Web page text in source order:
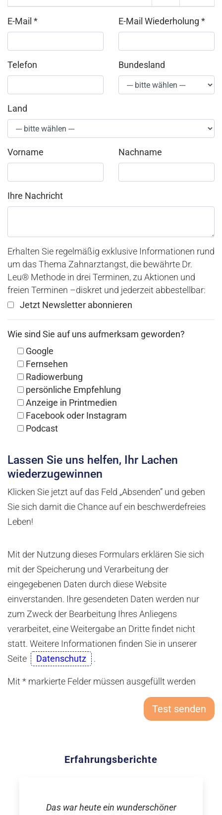
E-Mail * E-Mail Wiederholung *
Telefon Bundesland
Land
Vorname Nachname
Ihre Nachricht
Erhalten Sie regelmäßig exklusive Informationen rund
um das Thema Zahnarztangst, die bewährte Dr.
Leu® Methode in drei Terminen, zu Aktionen und
freien Terminen –diskret und jederzeit abbestellbar:
Jetzt Newsletter abonnieren
Wie sind Sie auf uns aufmerksam geworden?
Google
Fernsehen
Radiowerbung
persönliche Empfehlung
Anzeige in Printmedien
Facebook oder Instagram
Podcast
Lassen Sie uns helfen, Ihr Lachen
wiederzugewinnen
Klicken Sie jetzt auf das Feld „Absenden” und geben
Sie sich damit die Chance auf ein beschwerdefreies
Leben!
Mit der Nutzung dieses Formulars erklären Sie sich
mit der Speicherung und Verarbeitung der
eingegebenen Daten durch diese Website
einverstanden. Ihre gesendeten Daten werden nur
zum Zweck der Bearbeitung Ihres Anliegens
verarbeitet, eine Weitergabe an Dritte findet nicht
statt. Weitere Informationen finden Sie in unserer
Seite
Datenschutz .
Mit * markierte Felder müssen ausgefüllt werden
Test senden
Erfahrungsberichte
Das war heute ein wunderschöner